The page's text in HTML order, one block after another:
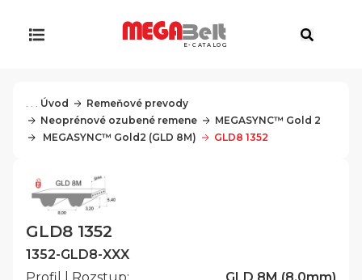
E-CATALOG
. . . Úvod
Remeňové prevody
Neoprénové ozubené remene
MEGASYNC™ Gold 2
MEGASYNC™ Gold2 (GLD 8M)
GLD8 1352
GLD8 1352
1352-GLD8-XXX